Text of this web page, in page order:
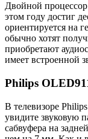
Двойной
этом году достиг
ориентируется на
обычно хотят
приобретают
имеет встроенной
Philips
В телевизоре
увидите звуковую
сабвуфера на